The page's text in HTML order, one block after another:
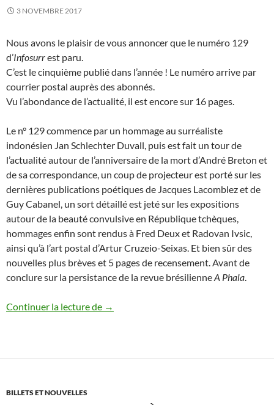
3 NOVEMBRE 2017
Nous avons le plaisir de vous annoncer que le numéro 129
d’Infosurrest paru.
C’est le cinquième publié dans l’année ! Le numéro arrive par
courrier postal auprès des abonnés.
Vu l’abondance de l’actualité, il est encore sur 16 pages.
Le n° 129 commence par un hommage au surréaliste
indonésien Jan Schlechter Duvall, puis est fait un tour de
l’actualité autour de l’anniversaire de la mort d’André Breton et
de sa correspondance, un coup de projecteur est porté sur les
dernières publications poétiques de Jacques Lacomblez et de
Guy Cabanel, un sort détaillé est jeté sur les expositions
autour de la beauté convulsive en République tchèques,
hommages enfin sont rendus à Fred Deux et Radovan Ivsic,
ainsi qu’à l’art postal d’Artur Cruzeio-Seixas. Et bien sûr des
nouvelles plus brèves et 5 pages de recensement. Avant de
conclure sur la persistance de la revue brésilienneA Phala.
Continuer la lecture de Automne 2017
→
BILLETS ET NOUVELLES